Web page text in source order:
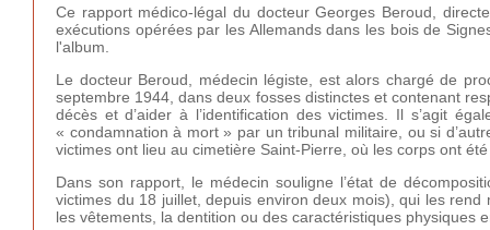
Ce rapport médico-légal du docteur Georges Beroud,
exécutions opérées par les Allemands dans les bois de
l'album.
Le docteur Beroud, médecin légiste, est alors chargé de
septembre 1944, dans deux fosses distinctes et contenant
décès et d’aider à l’identification des victimes. Il s’agit
« condamnation à mort » par un tribunal militaire, ou si
victimes ont lieu au cimetière Saint-Pierre, où les corps ont
Dans son rapport, le médecin souligne l’état de
victimes du 18 juillet, depuis environ deux mois), qui les
les vêtements, la dentition ou des caractéristiques physiques